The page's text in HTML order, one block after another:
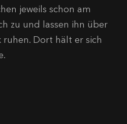
jeweils schon am
zu und lassen ihn über
Dort hält er sich